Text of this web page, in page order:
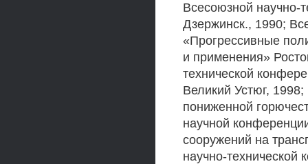
Всесоюзной научно-
Дзержинск., 1990;
«Прогрессивные
и применения»
технической
Великий Устюг,
пониженной
научной
сооружений на
научно-технической